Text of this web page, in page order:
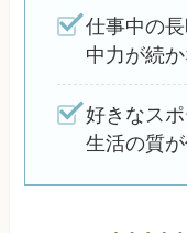
仕事中の
中力が続
好きなス
生活の質